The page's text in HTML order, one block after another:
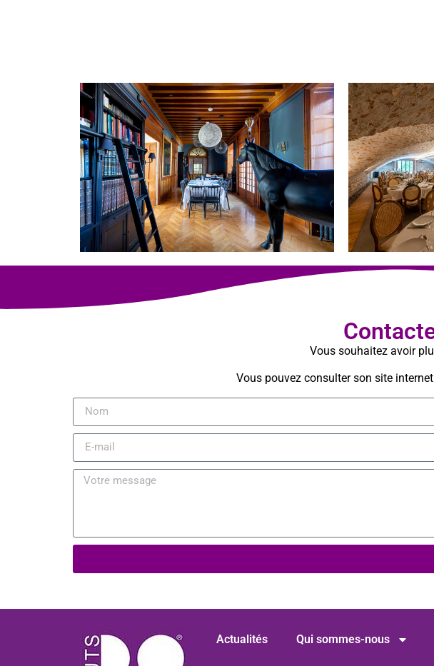
Vous souhaitez avoir
Vous pouvez consulter son site
Actualités Qui sommes-nous